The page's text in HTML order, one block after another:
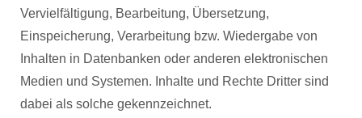
Vervielfältigung, Bearbeitung, Übersetzung,
Einspeicherung, Verarbeitung bzw. Wiedergabe von
Inhalten in Datenbanken oder anderen elektronischen
Medien und Systemen. Inhalte und Rechte Dritter sind
dabei als solche gekennzeichnet.